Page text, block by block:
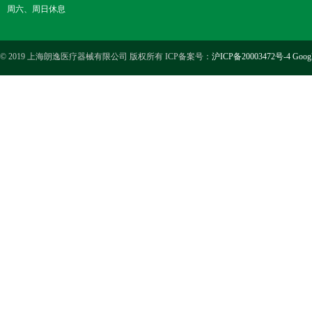
周六、周日休息
© 2019 上海朗逸医疗器械有限公司 版权所有 ICP备案号： 沪ICP备20003472号-4